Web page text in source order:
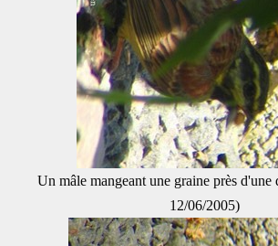
Un mâle mangeant une graine près d'une
12/06/2005)